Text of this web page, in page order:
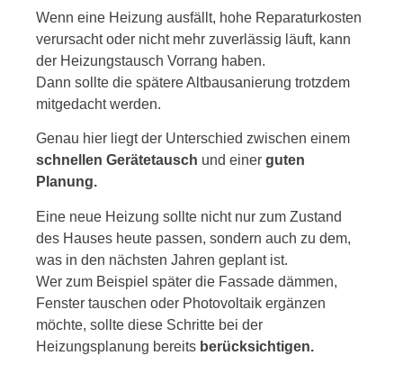
Wenn eine Heizung ausfällt, hohe Reparaturkosten
verursacht oder nicht mehr zuverlässig läuft, kann
der Heizungstausch Vorrang haben.
Dann sollte die spätere Altbausanierung trotzdem
mitgedacht werden.
Genau hier liegt der Unterschied zwischen einem
schnellen Gerätetausch und einer guten
Planung.
Eine neue Heizung sollte nicht nur zum Zustand
des Hauses heute passen, sondern auch zu dem,
was in den nächsten Jahren geplant ist.
Wer zum Beispiel später die Fassade dämmen,
Fenster tauschen oder Photovoltaik ergänzen
möchte, sollte diese Schritte bei der
Heizungsplanung bereits berücksichtigen.